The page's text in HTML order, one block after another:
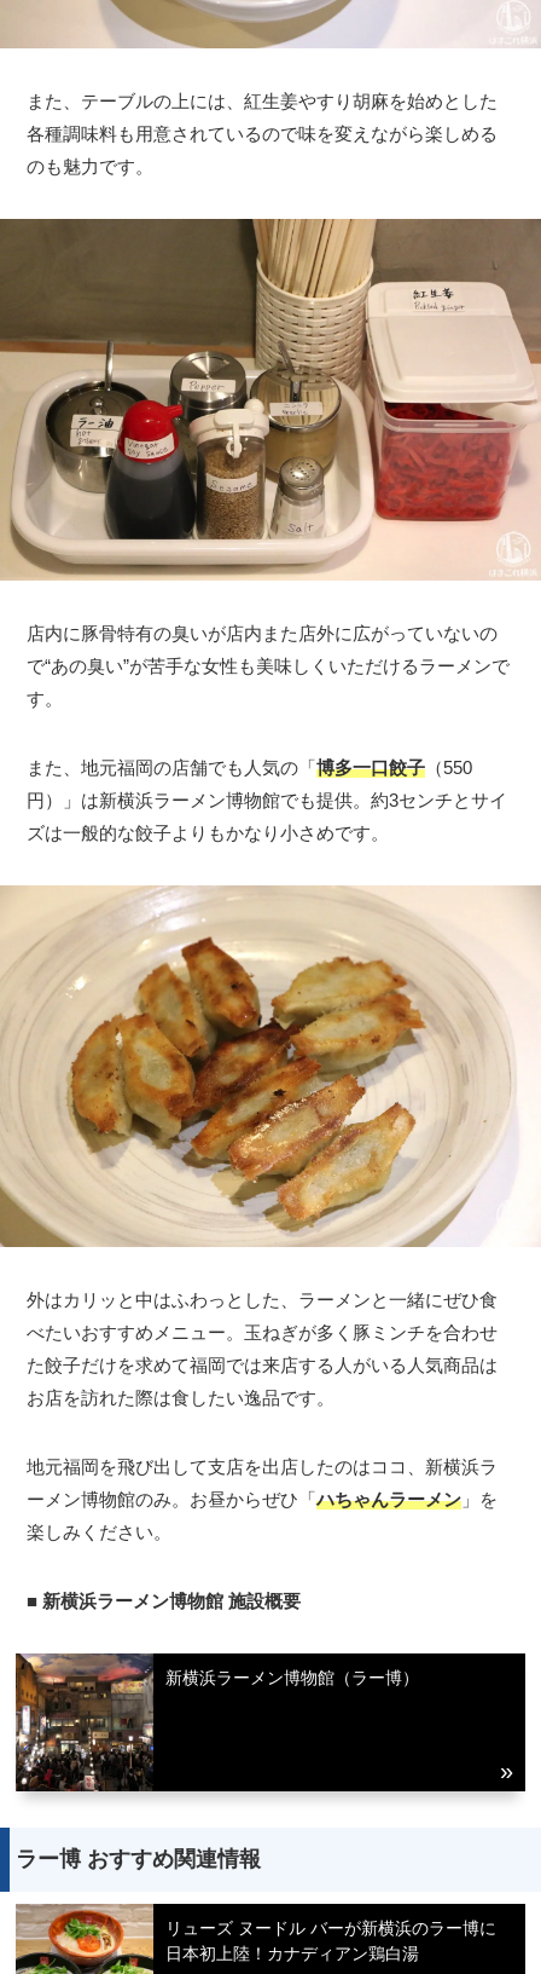
また、テーブルの上には、紅生姜やすり胡麻を始めとした
各種調味料も用意されているので味を変えながら楽しめる
のも魅力です。
店内に豚骨特有の臭いが店内また店外に広がっていないの
で“あの臭い”が苦手な女性も美味しくいただけるラーメンで
す。
また、地元福岡の店舗でも人気の「博多一口餃子 （550
円）」は新横浜ラーメン博物館でも提供。約3センチとサイ
ズは一般的な餃子よりもかなり小さめです。
外はカリッと中はふわっとした、ラーメンと一緒にぜひ食
べたいおすすめメニュー。玉ねぎが多く豚ミンチを合わせ
た餃子だけを求めて福岡では来店する人がいる人気商品は
お店を訪れた際は食したい逸品です。
地元福岡を飛び出して支店を出店したのはココ、新横浜ラ
ーメン博物館のみ。お昼からぜひ「ハちゃんラーメン 」を
楽しみください。
■ 新横浜ラーメン博物館 施設概要
新横浜ラーメン博物館（ラー博）
ラー博 おすすめ関連情報
リューズ ヌードル バーが新横浜のラー博に
日本初上陸！カナディアン鶏白湯